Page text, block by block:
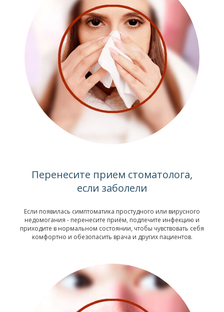
Перенесите прием стоматолога,
если заболели
Если появилась симптоматика простудного или вирусного
недомогания - перенесите приём, подлечите инфекцию и
приходите в нормальном состоянии, чтобы чувствовать себя
комфортно и обезопасить врача и других пациентов.